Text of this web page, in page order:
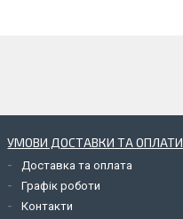
УМОВИ ДОСТАВКИ ТА ОПЛАТИ
Доставка та оплата
Графік роботи
Контакти